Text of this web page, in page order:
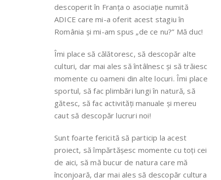
descoperit în Franța o asociație numită
ADICE care mi-a oferit acest stagiu în
România și mi-am spus „de ce nu?” Mă duc!
Îmi place să călătoresc, să descopăr alte
culturi, dar mai ales să întâlnesc și să trăiesc
momente cu oameni din alte locuri. Îmi place
sportul, să fac plimbări lungi în natură, să
gătesc, să fac activități manuale și mereu
caut să descopăr lucruri noi!
Sunt foarte fericită să particip la acest
proiect, să împărtășesc momente cu toți cei
de aici, să mă bucur de natura care mă
înconjoară, dar mai ales să descopăr cultura